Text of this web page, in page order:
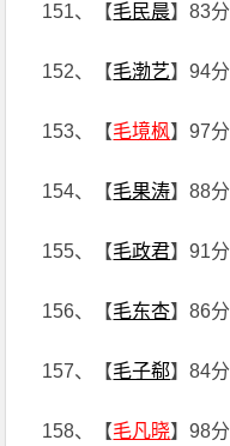
151、【毛民晨】83分
152、【毛渤艺】94分
153、【毛境枫】97分
154、【毛果涛】88分
155、【毛政君】91分
156、【毛东杏】86分
157、【毛子郗】84分
158、【毛凡晓】98分